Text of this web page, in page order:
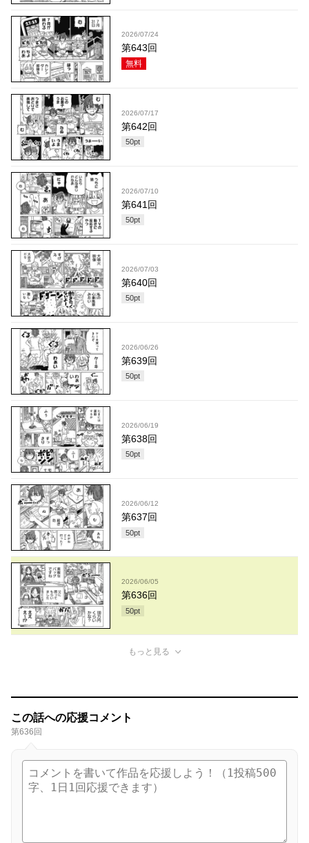
2026/07/24
第643回
無料
2026/07/17
第642回
50pt
2026/07/10
第641回
50pt
2026/07/03
第640回
50pt
2026/06/26
第639回
50pt
2026/06/19
第638回
50pt
2026/06/12
第637回
50pt
2026/06/05
第636回
50pt
もっと見る
この話への応援コメント
第636回